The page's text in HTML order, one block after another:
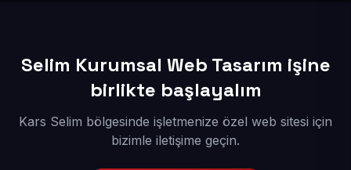
Selim Kurumsal Web Tasarım işine
birlikte başlayalım
Kars Selim bölgesinde işletmenize özel web sitesi için
bizimle iletişime geçin.